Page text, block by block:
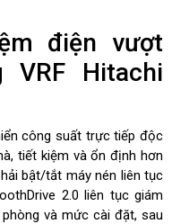
điện vượt
Hitachi
công suất trực tiếp độc
tiết kiệm và ổn định hơn
bật/tắt máy nén liên tục
2.0 liên tục giám
và mức cài đặt, sau